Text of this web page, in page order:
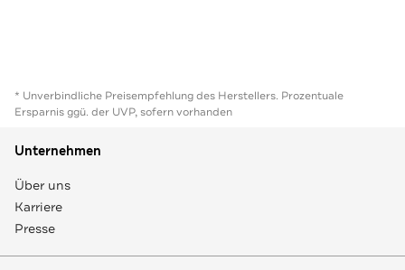
* Unverbindliche Preisempfehlung des Herstellers. Prozentuale
Ersparnis ggü. der UVP, sofern vorhanden
Unternehmen
Über uns
Karriere
Presse